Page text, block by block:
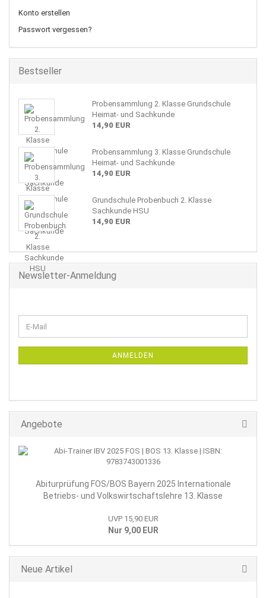
Konto erstellen
Passwort vergessen?
Bestseller
Probensammlung 2. Klasse Grundschule
Heimat- und Sachkunde
14,90 EUR
Probensammlung 3. Klasse Grundschule
Heimat- und Sachkunde
14,90 EUR
Grundschule Probenbuch 2. Klasse
Sachkunde HSU
14,90 EUR
Newsletter-Anmeldung
ZUR
E-
Mail
ANMELDEN
Angebote
Abiturprüfung FOS/BOS Bayern 2025 Internationale
Betriebs- und Volkswirtschaftslehre 13. Klasse
UVP 15,90 EUR
Nur 9,00 EUR
Neue Artikel